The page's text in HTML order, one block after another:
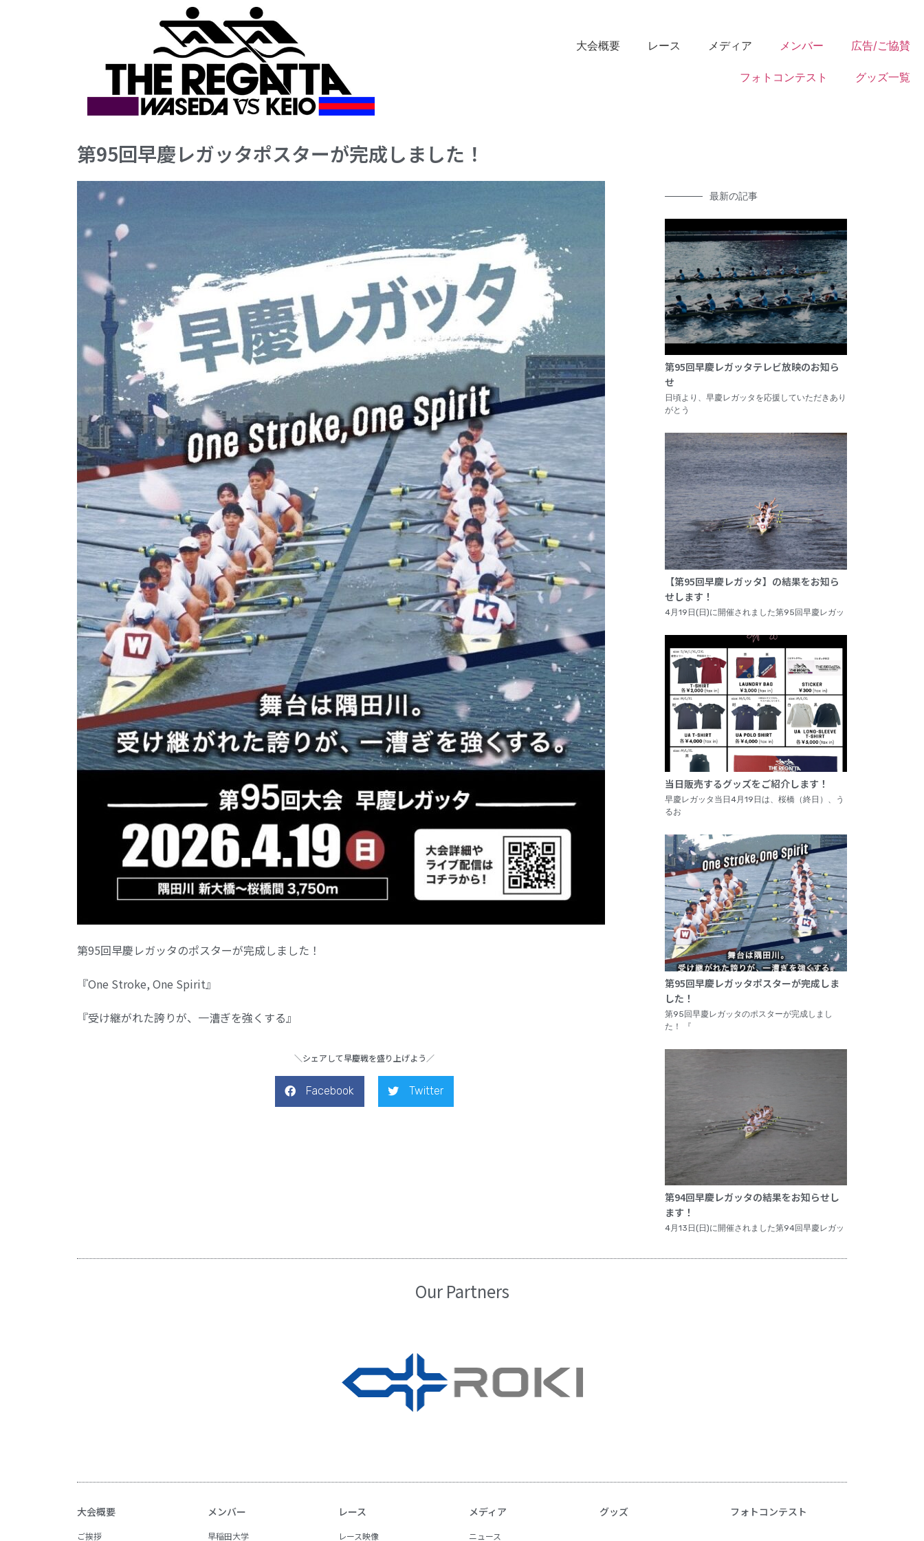
大会概要 レース メディア メンバー 広告/ご協賛
フォトコンテスト グッズ一覧
第95回早慶レガッタポスターが完成しました！
第95回早慶レガッタのポスターが完成しました！
『One Stroke, One Spirit』
『受け継がれた誇りが、一漕ぎを強くする』
＼シェアして早慶戦を盛り上げよう／
Facebook Twitter
最新の記事
第95回早慶レガッタテレビ放映のお知ら
せ
日頃より、早慶レガッタを応援していただきあり
がとう
【第95回早慶レガッタ】の結果をお知ら
せします！
4月19日(日)に開催されました第95回早慶レガッ
当日販売するグッズをご紹介します！
早慶レガッタ当日4月19日は、桜橋（終日）、う
るお
第95回早慶レガッタポスターが完成しま
した！
第95回早慶レガッタのポスターが完成しまし
た！ 『
第94回早慶レガッタの結果をお知らせし
ます！
4月13日(日)に開催されました第94回早慶レガッ
Our Partners
大会概要
ご挨拶
メンバー
早稲田大学
レース
レース映像
メディア
ニュース
グッズ フォトコンテスト